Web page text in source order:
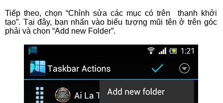
Tiếp theo, chọn “Chỉnh sửa các mục có trên thanh khởi
tạo”. Tại đây, bạn nhấn vào biểu tượng mũi tên ở trên góc
phải và chọn “Add new Folder”.